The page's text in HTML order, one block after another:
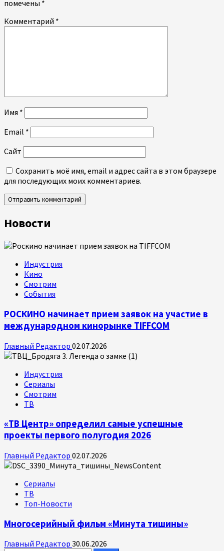
помечены *
Комментарий *
Имя *
Email *
Сайт
Сохранить моё имя, email и адрес сайта в этом браузере
для последующих моих комментариев.
Новости
Индустрия
Кино
Смотрим
События
РОСКИНО начинает прием заявок на участие в
международном кинорынке TIFFCOM
Главный Редактор 02.07.2026
Индустрия
Сериалы
Смотрим
ТВ
«ТВ Центр» определил самые успешные
проекты первого полугодия 2026
Главный Редактор 02.07.2026
Сериалы
ТВ
Топ-Новости
Многосерийный фильм «Минута тишины»
Главный Редактор 30.06.2026